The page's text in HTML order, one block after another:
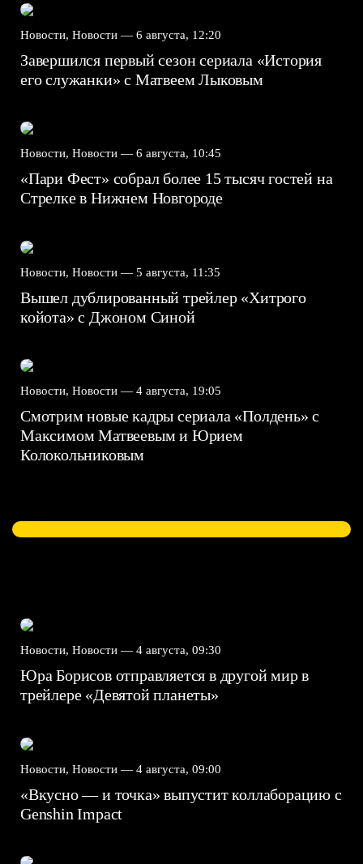
Новости, Новости — 6 августа, 12:20
Завершился первый сезон сериала «История
его служанки» с Матвеем Лыковым
Новости, Новости — 6 августа, 10:45
«Пари Фест» собрал более 15 тысяч гостей на
Стрелке в Нижнем Новгороде
Новости, Новости — 5 августа, 11:35
Вышел дублированный трейлер «Хитрого
койота» с Джоном Синой
Новости, Новости — 4 августа, 19:05
Смотрим новые кадры сериала «Полдень» с
Максимом Матвеевым и Юрием
Колокольниковым
Новости, Новости — 4 августа, 09:30
Юра Борисов отправляется в другой мир в
трейлере «Девятой планеты»
Новости, Новости — 4 августа, 09:00
«Вкусно — и точка» выпустит коллаборацию с
Genshin Impact⁠⁠